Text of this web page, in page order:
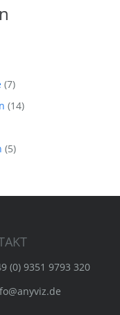
(7)
(14)
(5)
(0) 9351 9793 320